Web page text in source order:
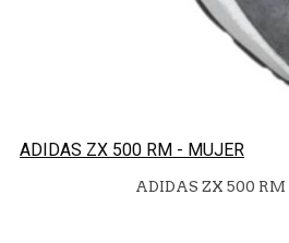
ADIDAS ZX 500 RM - MUJER
ADIDAS ZX 500 RM